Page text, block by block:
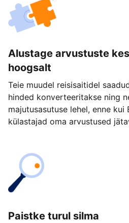
Alustage arvustuste
hoogsalt
Teie muudel reisisaitidel
hinded konverteeritakse ning
majutusasutuse lehel, enne kui
külastajad oma arvustused
Paistke turul silma